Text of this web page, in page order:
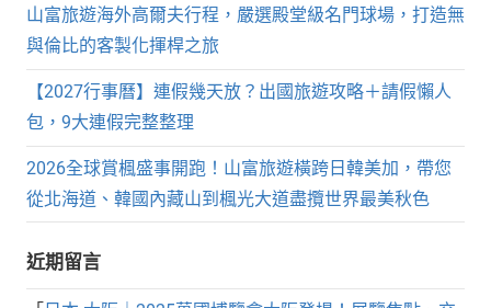
山富旅遊海外高爾夫行程，嚴選殿堂級名門球場，打造無
與倫比的客製化揮桿之旅
【2027行事曆】連假幾天放？出國旅遊攻略＋請假懶人
包，9大連假完整整理
2026全球賞楓盛事開跑！山富旅遊橫跨日韓美加，帶您
從北海道、韓國內藏山到楓光大道盡攬世界最美秋色
近期留言